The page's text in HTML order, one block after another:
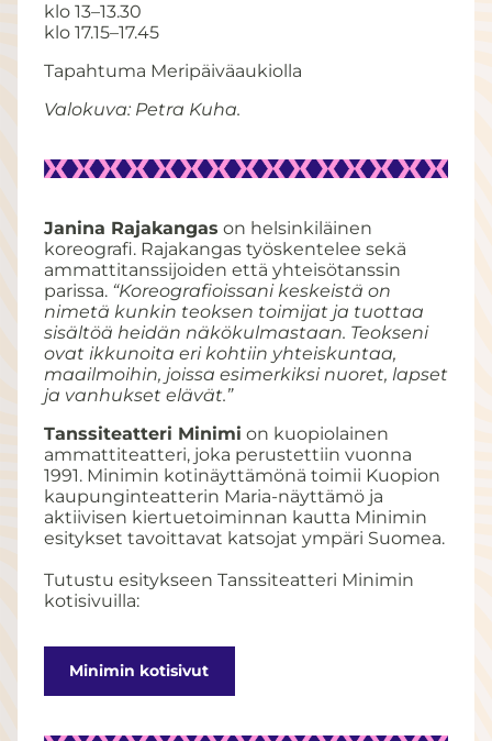
klo 13–13.30
klo 17.15–17.45
Tapahtuma Meripäiväaukiolla
Valokuva: Petra Kuha.
Janina Rajakangas on helsinkiläinen
koreografi. Rajakangas työskentelee sekä
ammattitanssijoiden että yhteisötanssin
parissa. “Koreografioissani keskeistä on
nimetä kunkin teoksen toimijat ja tuottaa
sisältöä heidän näkökulmastaan. Teokseni
ovat ikkunoita eri kohtiin yhteiskuntaa,
maailmoihin, joissa esimerkiksi nuoret, lapset
ja vanhukset elävät.”
Tanssiteatteri Minimi on kuopiolainen
ammattiteatteri, joka perustettiin vuonna
1991. Minimin kotinäyttämönä toimii Kuopion
kaupunginteatterin Maria-näyttämö ja
aktiivisen kiertuetoiminnan kautta Minimin
esitykset tavoittavat katsojat ympäri Suomea.
Tutustu esitykseen Tanssiteatteri Minimin
kotisivuilla:
Minimin kotisivut